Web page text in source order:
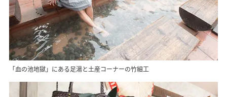
「血の池地獄」にある足湯と土産コーナーの竹細工